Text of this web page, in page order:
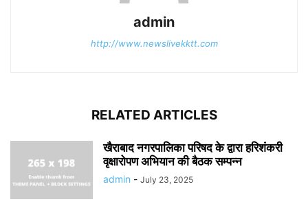
admin
http://www.newslivekktt.com
RELATED ARTICLES
खैराबाद नगरपालिका परिषद के द्वारा हरिशंकरी
वृक्षारोपण अभियान की बैठक सम्पन्न
admin - July 23, 2025